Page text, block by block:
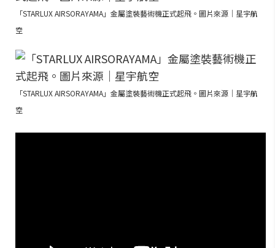
「STARLUX AIRSORAYAMA」金屬塗裝藝術機正式起飛。圖片來源｜星宇航
空
「STARLUX AIRSORAYAMA」金屬塗裝藝術機正式起飛。圖片來源｜星宇航
空